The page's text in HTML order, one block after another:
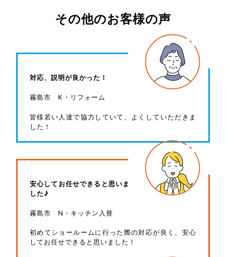
その他のお客様の声
対応、説明が良かった！
霧島市 K・リフォーム
皆様若い人達で協力していて、よくしていただきま
した！
安心してお任せできると思いま
した♪
霧島市 N・キッチン入替
初めてショールームに行った際の対応が良く、安心
してお任せできると思いました！